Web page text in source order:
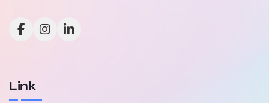
Link